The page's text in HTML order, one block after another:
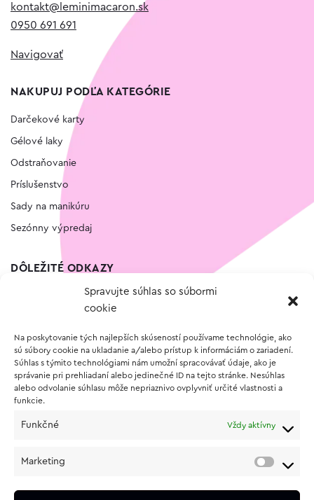
Spravujte súhlas so súbormi
cookie
Na poskytovanie tých najlepších skúseností používame technológie, ako
sú súbory cookie na ukladanie a/alebo prístup k informáciám o zariadení.
Súhlas s týmito technológiami nám umožní spracovávať údaje, ako je
správanie pri prehliadaní alebo jedinečné ID na tejto stránke. Nesúhlas
alebo odvolanie súhlasu môže nepriaznivo ovplyvniť určité vlastnosti a
funkcie.
Funkčné Vždy aktívny
Marketing
kontakt@leminimacaron.sk
0950 691 691
Navigovať
NAKUPUJ PODĽA KATEGÓRIE
Darčekové karty
Gélové laky
Odstraňovanie
Príslušenstvo
Sady na manikúru
Sezónny výpredaj
DÔLEŽITÉ ODKAZY
Vernostný program
O NÁKUPE
Vrátenie a reklamácia tovaru